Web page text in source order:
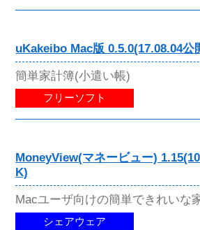
uKakeibo Mac版 0.5.0(17.08.04公
簡単家計簿(小遣い帳)
フリーソフト
MoneyView(マネービュー)
K)
Macユーザ向けの簡単できれいな
シェアウェア